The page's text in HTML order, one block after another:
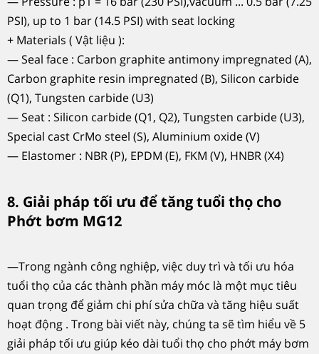
PSI), up to 1 bar (14.5 PSI) with seat locking
+ Materials ( Vật liệu ):
— Seal face : Carbon graphite antimony impregnated (A),
Carbon graphite resin impregnated (B), Silicon carbide
(Q1), Tungsten carbide (U3)
— Seat : Silicon carbide (Q1, Q2), Tungsten carbide (U3),
Special cast CrMo steel (S), Aluminium oxide (V)
— Elastomer : NBR (P), EPDM (E), FKM (V), HNBR (X4)
8. Giải pháp tối ưu để tăng tuổi thọ cho
Phớt bơm MG12
—Trong ngành công nghiệp, việc duy trì và tối ưu hóa
tuổi thọ của các thành phần máy móc là một mục tiêu
quan trọng để giảm chi phí sửa chữa và tăng hiệu suất
hoạt động . Trong bài viết này, chúng ta sẽ tìm hiểu về 5
giải pháp tối ưu giúp kéo dài tuổi thọ cho phớt máy bơm